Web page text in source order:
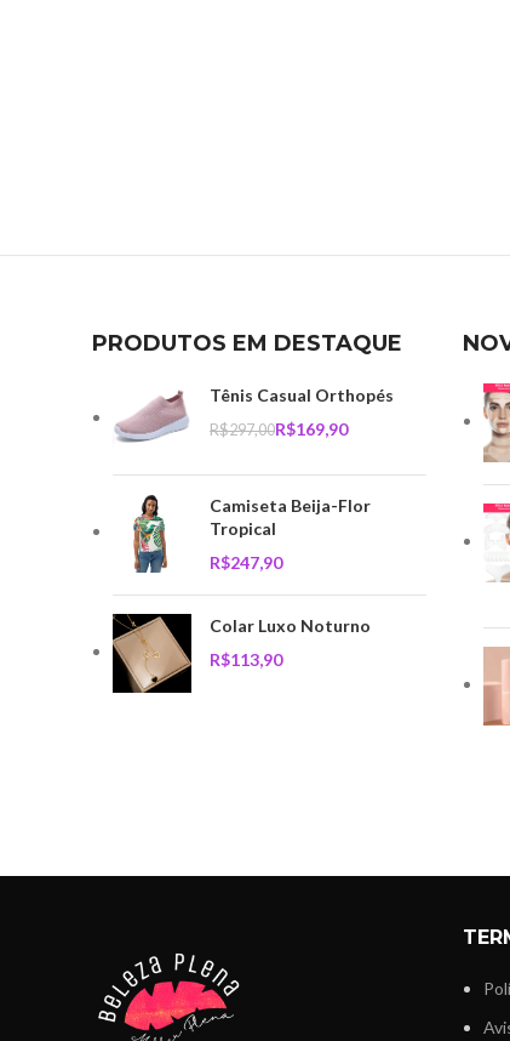
PRODUTOS EM DESTAQUE
Tênis Casual Orthopés
R$297,00R$169,90
Camiseta Beija-Flor
Tropical
R$
Colar Luxo Noturno
R$